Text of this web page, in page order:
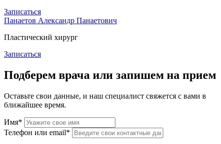
Записаться
Панаетов Александр Панаетович
Пластический хирург
Записаться
Подберем врача или запишем на прием
Оставьте свои данные, и наш специалист свяжется с вами в
ближайшее время.
Имя*
Телефон или email*